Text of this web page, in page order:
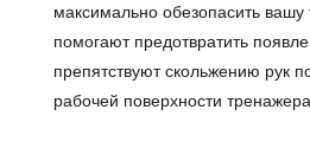
максимально обезопасить вашу
помогают предотвратить
препятствуют скольжению рук
рабочей поверхности тренажера.